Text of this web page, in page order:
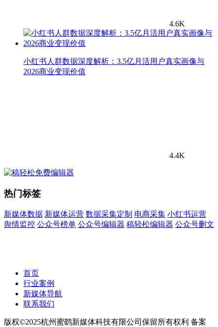
4.6K
小红书人群数据深度解析：3.5亿月活用户真实画像与
2026商业变现价值
4.4K
热门标签
新媒体数据 新媒体运营 数据采集定制 电商采集 小红书运营
舆情监控 公众号榜单 公众号编辑器 稿轻松编辑器 公众号删文
首页
行业案例
新媒体导航
联系我们
版权©2025杭州蜜鹞新媒体科技有限公司保留所有权利 备案